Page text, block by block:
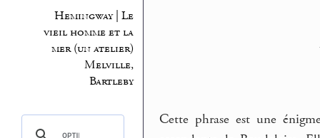
Hemingway | Le
vieil homme et la
mer (un atelier)
Melville,
Bartleby
Cette phrase est une